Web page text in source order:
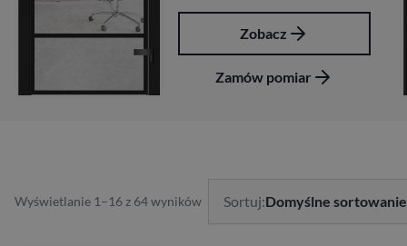
Zobacz
Zamów pomiar
Wyświetlanie 1–16 z 64 wyników Sortuj:Domyślne sortowanie